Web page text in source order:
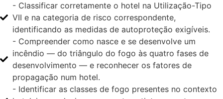
- Classificar corretamente o hotel na Utilização-Tipo
VII e na categoria de risco correspondente,
identificando as medidas de autoproteção exigíveis.
- Compreender como nasce e se desenvolve um
incêndio — do triângulo do fogo às quatro fases de
desenvolvimento — e reconhecer os fatores de
propagação num hotel.
- Identificar as classes de fogo presentes no contexto